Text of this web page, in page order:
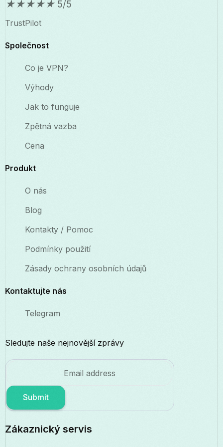
★★★★★ 5/5
TrustPilot
Společnost
Co je VPN?
Výhody
Jak to funguje
Zpětná vazba
Cena
Produkt
O nás
Blog
Kontakty / Pomoc
Podmínky použití
Zásady ochrany osobních údajů
Kontaktujte nás
Telegram
Sledujte naše nejnovější zprávy
Submit
Zákaznický servis